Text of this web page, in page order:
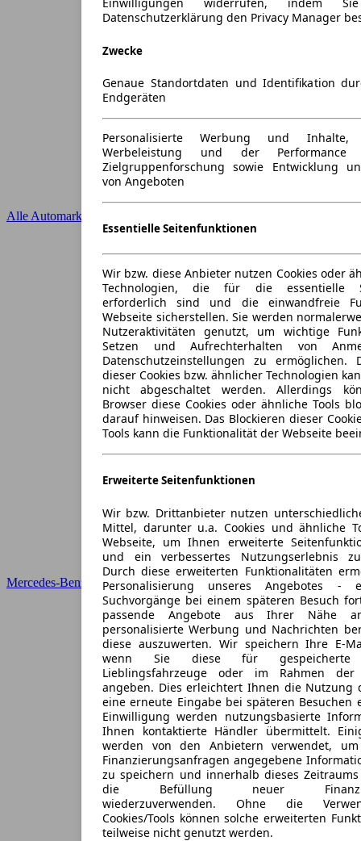
Einwilligungen widerrufen, indem
Datenschutzerklärung den Privacy Manager
Zwecke
Genaue Standortdaten und Identifikation
Endgeräten
Personalisierte Werbung und Inhalte,
Werbeleistung und der
Zielgruppenforschung sowie Entwicklung
von Angeboten
Essentielle Seitenfunktionen
Wir bzw. diese Anbieter nutzen Cookies oder
Technologien, die für die essentielle
erforderlich sind und die einwandfreie
Webseite sicherstellen. Sie werden
Nutzeraktivitäten genutzt, um wichtige
Setzen und Aufrechterhalten von
Datenschutzeinstellungen zu ermöglichen.
dieser Cookies bzw. ähnlicher Technologien
nicht abgeschaltet werden. Allerdings
Browser diese Cookies oder ähnliche Tools
darauf hinweisen. Das Blockieren dieser
Tools kann die Funktionalität der Webseite
Erweiterte Seitenfunktionen
Wir bzw. Drittanbieter nutzen
Mittel, darunter u.a. Cookies und ähnliche
Webseite, um Ihnen erweiterte
und ein verbessertes Nutzungserlebnis
Durch diese erweiterten Funktionalitäten
Personalisierung unseres Angebotes
Suchvorgänge bei einem späteren Besuch
passende Angebote aus Ihrer Nähe
personalisierte Werbung und Nachrichten
diese auszuwerten. Wir speichern Ihre E-
wenn Sie diese für gespeicherte
Lieblingsfahrzeuge oder im Rahmen der
angeben. Dies erleichtert Ihnen die Nutzung
eine erneute Eingabe bei späteren
Einwilligung werden nutzungsbasierte
Ihnen kontaktierte Händler übermittelt.
werden von den Anbietern verwendet,
Finanzierungsanfragen angegebene
zu speichern und innerhalb dieses
die Befüllung neuer
wiederzuverwenden. Ohne die
Cookies/Tools können solche erweiterten
teilweise nicht genutzt werden.
Alle Automarken
Mercedes-Benz